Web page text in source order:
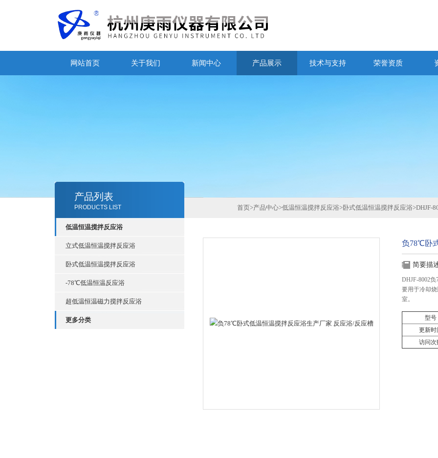
网站首页 关于我们 新闻中心 产品展示 技术与支持 荣誉资质
产品列表
PRODUCTS LIST
低温恒温搅拌反应浴
立式低温恒温搅拌反应浴
卧式低温恒温搅拌反应浴
-78℃低温恒温反应浴
超低温恒温磁力搅拌反应浴
更多分类
首页>产品中心>低温恒温搅拌反应浴>卧式低温恒温搅拌反应浴>DHJF-
负78℃卧
简要描
DHJF-8002
要用于冷却
室。
型号
更新时
访问次